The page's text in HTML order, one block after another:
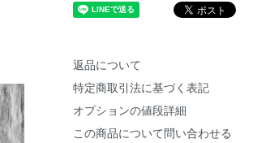
返品について
特定商取引法に基づく表記
オプションの値段詳細
この商品について問い合わせる